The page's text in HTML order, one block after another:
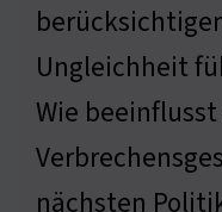
Ungleichheit
Wie
nächsten